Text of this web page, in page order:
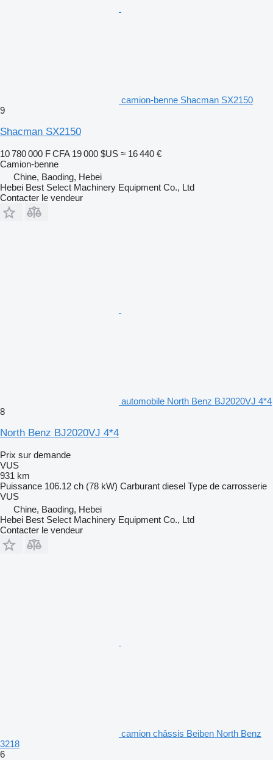
camion-benne Shacman SX2150
9
Shacman SX2150
10 780 000 F CFA 19 000 $US ≈ 16 440 €
Camion-benne
Chine, Baoding, Hebei
Hebei Best Select Machinery Equipment Co., Ltd
Contacter le vendeur
automobile North Benz BJ2020VJ 4*4
8
North Benz BJ2020VJ 4*4
Prix sur demande
VUS
931 km
Puissance 106.12 ch (78 kW) Carburant diesel Type de carrosserie
VUS
Chine, Baoding, Hebei
Hebei Best Select Machinery Equipment Co., Ltd
Contacter le vendeur
camion châssis Beiben North Benz
3218
6